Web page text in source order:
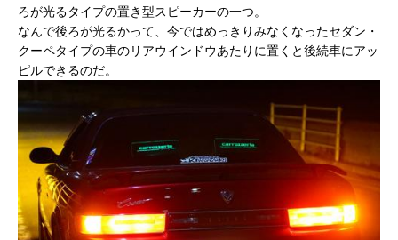
ろが光るタイプの置き型スピーカーの一つ。
なんで後ろが光るかって、今ではめっきりみなくなったセダン・
クーペタイプの車のリアウインドウあたりに置くと後続車にアッ
ピルできるのだ。